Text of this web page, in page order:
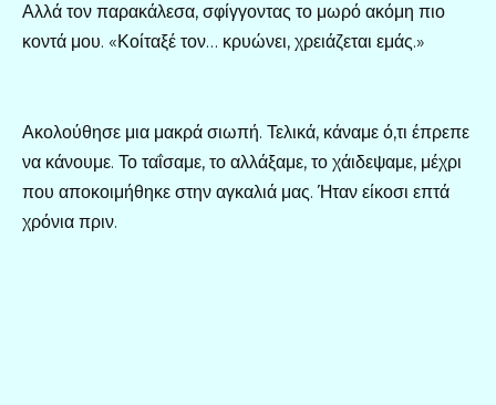
Αλλά τον παρακάλεσα, σφίγγοντας το μωρό ακόμη πιο
κοντά μου. «Κοίταξέ τον… κρυώνει, χρειάζεται εμάς.»
Ακολούθησε μια μακρά σιωπή. Τελικά, κάναμε ό,τι έπρεπε
να κάνουμε. Το ταΐσαμε, το αλλάξαμε, το χάιδεψαμε, μέχρι
που αποκοιμήθηκε στην αγκαλιά μας. Ήταν είκοσι επτά
χρόνια πριν.